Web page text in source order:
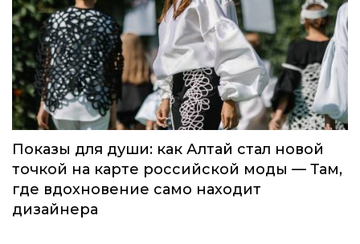
Показы для души: как Алтай стал новой
точкой на карте российской моды — Там,
где вдохновение само находит
дизайнера